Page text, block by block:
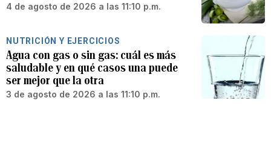
4 de agosto de 2026 a las 11:10 p.m.
NUTRICIÓN Y EJERCICIOS
Agua con gas o sin gas: cuál es más
saludable y en qué casos una puede
ser mejor que la otra
3 de agosto de 2026 a las 11:10 p.m.